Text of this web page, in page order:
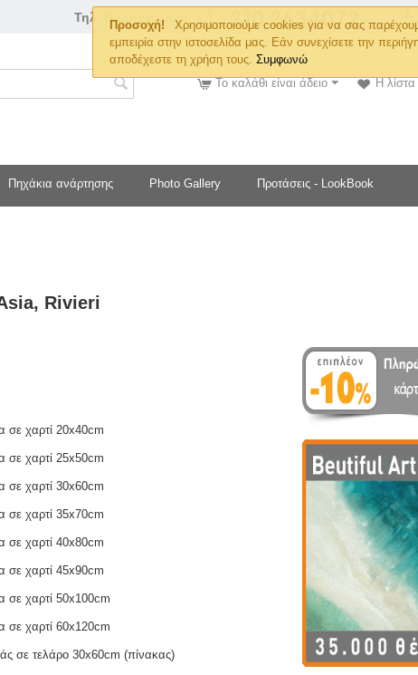
Προσοχή!
Χρησιμοποιούμε cookies για να σας
εμπειρία στην ιστοσελίδα μας. Εάν συνεχίσετε την
αποδέχεστε τη χρήση τους.Συμφωνώ
Τηλ. Παραγγελιών
Η λίστα
Το καλάθι είναι άδειο
Πηχάκια ανάρτησης Photo Gallery Προτάσεις - LookBook
Rivieri
σε χαρτί 20x40cm
σε χαρτί 25x50cm
σε χαρτί 30x60cm
σε χαρτί 35x70cm
σε χαρτί 40x80cm
σε χαρτί 45x90cm
σε χαρτί 50x100cm
σε χαρτί 60x120cm
σε τελάρο 30x60cm (πίνακας)